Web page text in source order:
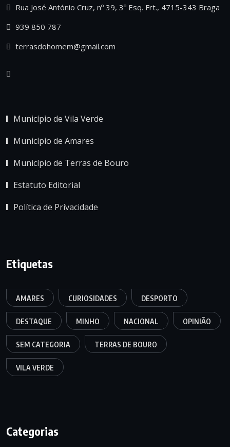
Rua José António Cruz, nº 39, 3º Esq. Frt., 4715-343 Braga
939 850 787
terrasdohomem@gmail.com
Município de Vila Verde
Município de Amares
Município de Terras de Bouro
Estatuto Editorial
Política de Privacidade
Etiquetas
AMARES CURIOSIDADES DESPORTO
DESTAQUE MINHO NACIONAL OPINIÃO
SEM CATEGORIA TERRAS DE BOURO
VILA VERDE
Categorias